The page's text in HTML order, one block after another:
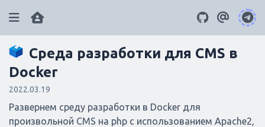
ai4 gpu
docker9
tarantool 3 hardware2 sentry2 mysql
Среда разработки для CMS в
Docker
2022.03.19
Развернем среду разработки в Docker для
произвольной CMS на php с использованием Apache2,